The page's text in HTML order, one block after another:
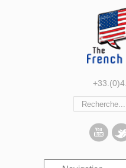
Navigation